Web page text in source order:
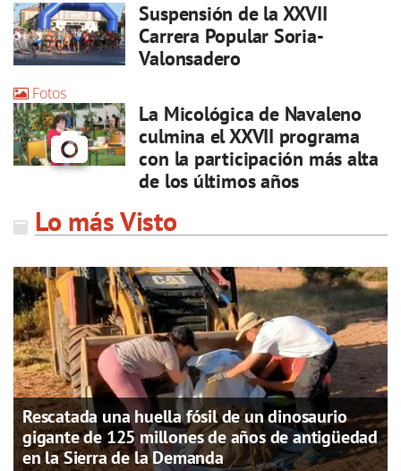
Suspensión de la XXVII
Carrera Popular Soria-
Valonsadero
Fotos
La Micológica de Navaleno
culmina el XXVII programa
con la participación más alta
de los últimos años
Lo más Visto
Rescatada una huella fósil de un dinosaurio
gigante de 125 millones de años de antigüedad
en la Sierra de la Demanda